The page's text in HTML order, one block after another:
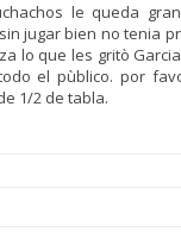
le queda
jugar bien no tenia
lo que les gritò
el pùblico. por
1/2 de tabla.